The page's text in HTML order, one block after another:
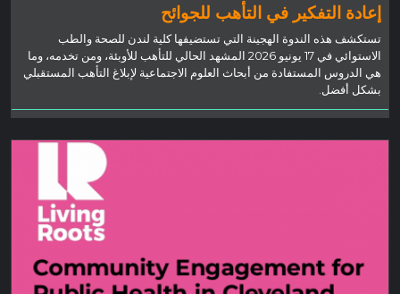
إعادة التفكير في التأهب للجوائح
تستكشف هذه الندوة الهجينة التي تستضيفها كلية لندن للصحة والطب
الاستوائي في 17 يونيو 2026 المشهد الحالي للتأهب للأوبئة، ومن تخدمه، وما
هي الدروس المستفادة من أبحاث العلوم الاجتماعية لإبلاغ التأهب المستقبلي
بشكل أفضل.